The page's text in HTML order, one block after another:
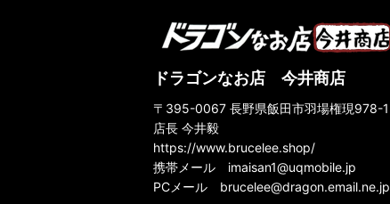
ドラゴンなお店 今井商店
〒395-0067 長野県飯田市羽場権現978-1
店長 今井毅
https://www.brucelee.shop/
携帯メール imaisan1@uqmobile.jp
PCメール brucelee@dragon.email.ne.jp